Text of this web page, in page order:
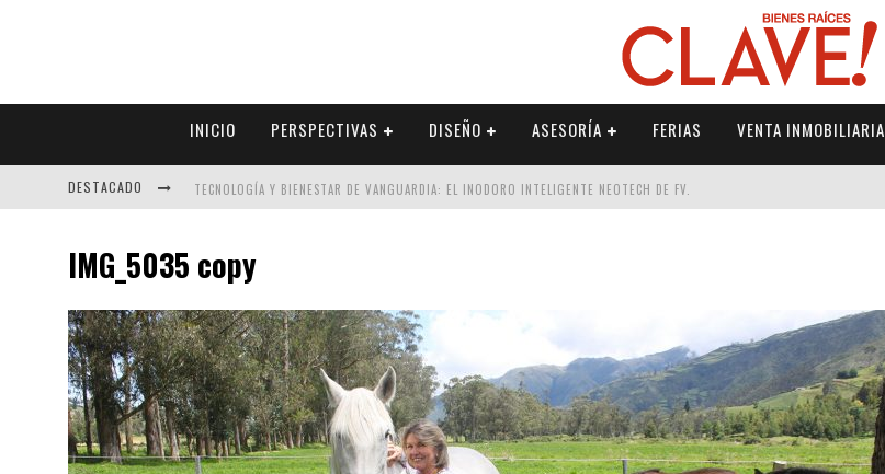
INICIO PERSPECTIVAS DISEÑO ASESORÍA FERIAS VENTA INMOBILIARIA
DESTACADO TECNOLOGÍA Y BIENESTAR DE VANGUARDIA: EL INODORO INTELIGENTE NEOTECH DE FV.
ALEXANDRA BEDOYA – LA CONSTANCIA DETRÁS DE LA PALETERÍA
EL DESPERTAR DE LA CALIDEZ: ACABADOS DORADOS DE FV PARA ELEVAR TU ESPACIO
IMG_5035 copy